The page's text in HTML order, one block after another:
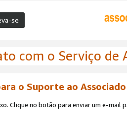
se
com o Serviço de
o Suporte ao
Clique no botão para enviar um e-mail